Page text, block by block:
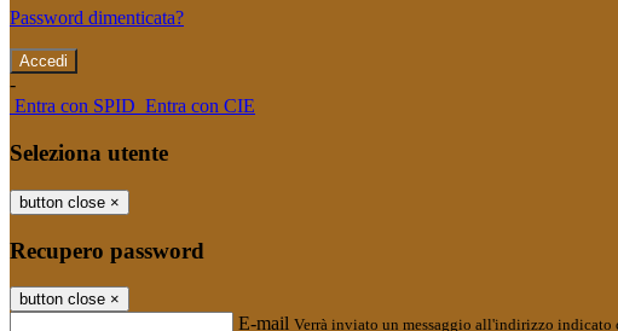
Password dimenticata?
-
Entra con SPID Entra con CIE
Seleziona utente
button close ×
Recupero password
button close ×
E-mail Verrà inviato un messaggio all'indirizzo indicato